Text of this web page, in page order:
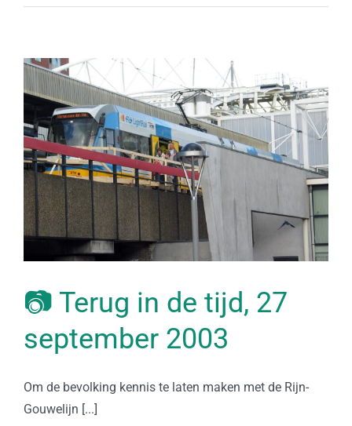
📷 Terug in de tijd, 27
september 2003
Om de bevolking kennis te laten maken met de Rijn-
Gouwelijn [...]